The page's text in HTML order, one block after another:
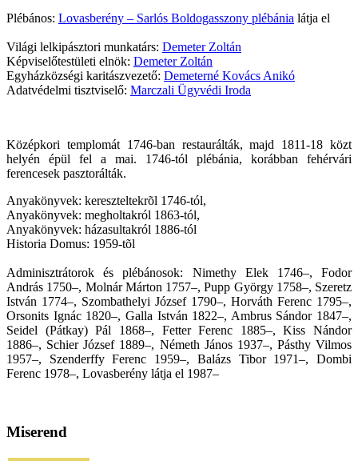
Plébános: Lovasberény – Sarlós Boldogasszony plébánia látja el
Világi lelkipásztori munkatárs: Demeter Zoltán
Képviselőtestületi elnök: Demeter Zoltán
Egyházközségi karitászvezető: Demeterné Kovács Anikó
Adatvédelmi tisztviselő: Marczali Ügyvédi Iroda
Középkori templomát 1746-ban restaurálták, majd 1811-18 közt
helyén épül fel a mai. 1746-tól plébánia, korábban fehérvári
ferencesek pasztorálták.
Anyakönyvek: kereszteltekrõl 1746-tól,
Anyakönyvek: megholtakról 1863-tól,
Anyakönyvek: házasultakról 1886-tól
Historia Domus: 1959-tõl
Adminisztrátorok és plébánosok: Nimethy Elek 1746–, Fodor
András 1750–, Molnár Márton 1757–, Pupp György 1758–, Szeretz
István 1774–, Szombathelyi József 1790–, Horváth Ferenc 1795–,
Orsonits Ignác 1820–, Galla István 1822–, Ambrus Sándor 1847–,
Seidel (Pátkay) Pál 1868–, Fetter Ferenc 1885–, Kiss Nándor
1886–, Schier József 1889–, Németh János 1937–, Pásthy Vilmos
1957–, Szenderffy Ferenc 1959–, Balázs Tibor 1971–, Dombi
Ferenc 1978–, Lovasberény látja el 1987–
Miserend